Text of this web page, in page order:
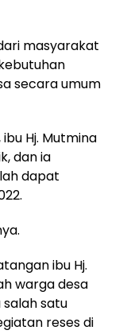
masyarakat
secara umum
Hj. Mutmina
dan ia
dapat
ibu Hj.
warga desa
salah satu
reses di